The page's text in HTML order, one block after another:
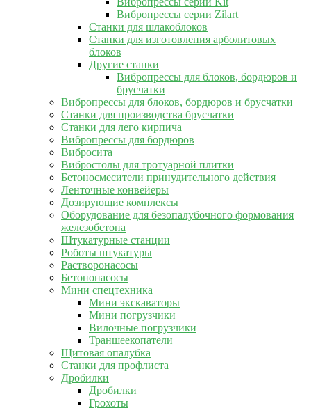
Вибропрессы серии Zilart
Станки для шлакоблоков
Станки для изготовления арболитовых
блоков
Другие станки
Вибропрессы для блоков, бордюров и
брусчатки
Вибропрессы для блоков, бордюров и брусчатки
Станки для производства брусчатки
Станки для лего кирпича
Вибропрессы для бордюров
Вибросита
Вибростолы для тротуарной плитки
Бетоносмесители принудительного действия
Ленточные конвейеры
Дозирующие комплексы
Оборудование для безопалубочного формования
железобетона
Штукатурные станции
Роботы штукатуры
Растворонасосы
Бетононасосы
Мини спецтехника
Мини экскаваторы
Мини погрузчики
Вилочные погрузчики
Траншеекопатели
Щитовая опалубка
Станки для профлиста
Дробилки
Дробилки
Грохоты